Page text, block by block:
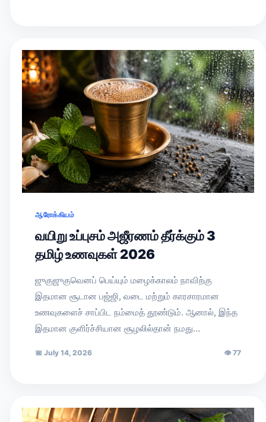
ஆரோக்கியம்
வயிறு உப்புசம் அஜீரணம் தீர்க்கும் 3
தமிழ் உணவுகள் 2026
ஜுகுஜுகுவெனப் பெய்யும் மழைக்காலம் நாவிற்கு
இதமான சூடான பஜ்ஜி, வடை மற்றும் காரசாரமான
உணவுகளைச் சாப்பிட நம்மைத் தூண்டும். ஆனால், இந்த
இதமான குளிர்ச்சியான சூழலில்தான் நமது…
📅 July 14, 2026 👁77